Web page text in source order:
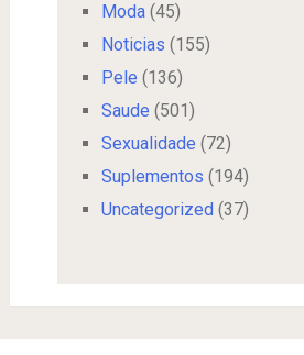
Moda(45)
Noticias (155)
Pele (136)
Saude (501)
Sexualidade (72)
Suplementos (194)
Uncategorized (37)